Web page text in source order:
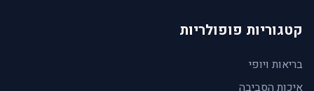
קטגוריות פופולריות
בריאות ויופי
איכות הסביבה